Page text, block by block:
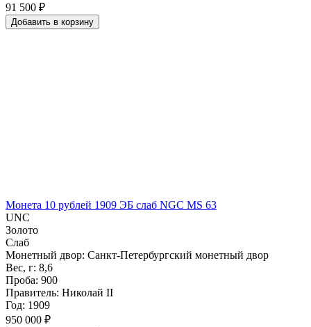
91 500 ₽
Добавить в корзину
Монета 10 рублей 1909 ЭБ слаб NGC MS 63
UNC
Золото
Слаб
Монетный двор: Санкт-Петербургский монетный двор
Вес, г: 8,6
Проба: 900
Правитель: Николай II
Год: 1909
950 000 ₽